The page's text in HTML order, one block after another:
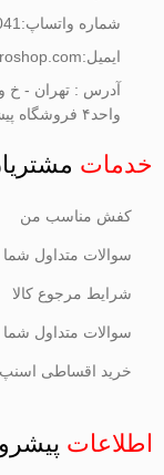
شماره واتساپ:09121393041
ایمیل:info@pishroshop.com
آدرس : تهران - خ
واحد۴ فروشگاه پیشرو
خدمات
کفش مناسب من
سوالات متداول شما
شرایط مرجوع کالا
سوالات متداول شما
خرید اقساطی
اطلاعات